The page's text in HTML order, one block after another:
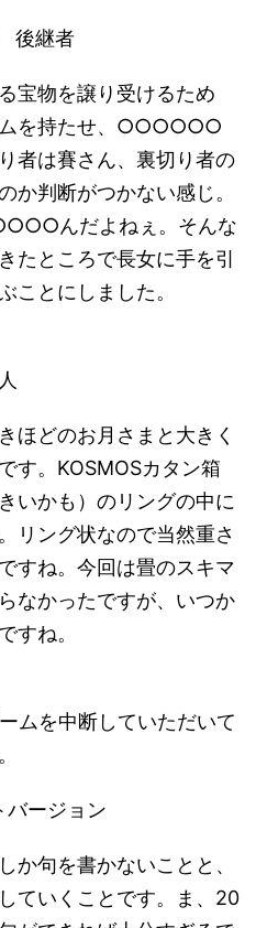
後継者
宝物を譲り受けるため
ムを持たせ、○○○○○○
者は賽さん、裏切り者の
か判断がつかない感じ。
んだよねぇ。そんな
たところで長女に手を引
ことにしました。
ほどのお月さまと大きく
す。KOSMOSカタン箱
いかも）のリングの中に
リング状なので当然重さ
すね。今回は畳のスキマ
なかったですが、いつか
すね。
ムを中断していただいて
ージョン
か句を書かないことと、
ていくことです。ま、20